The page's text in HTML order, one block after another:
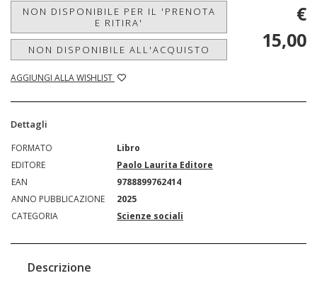
NON DISPONIBILE PER IL 'PRENOTA
E RITIRA'
NON DISPONIBILE ALL'ACQUISTO
AGGIUNGI ALLA WISHLIST
€
15,00
Dettagli
FORMATO
Libro
EDITORE
Paolo Laurita Editore
EAN
9788899762414
ANNO PUBBLICAZIONE
2025
CATEGORIA
Scienze sociali
Descrizione